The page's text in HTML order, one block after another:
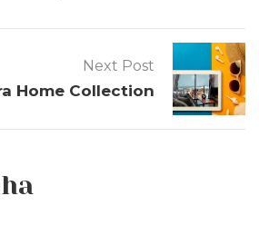
Next Post
Home Collection